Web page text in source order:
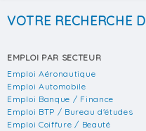
VOTRE RECHERCHE
EMPLOI PAR SECTEUR
Emploi Aéronautique
Emploi Automobile
Emploi Banque / Finance
Emploi BTP / Bureau d'études
Emploi Coiffure / Beauté